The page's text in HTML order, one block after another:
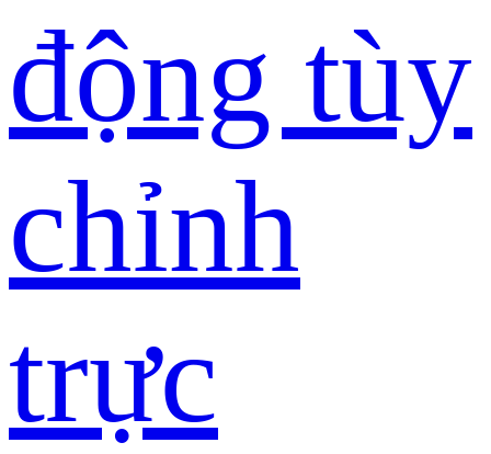
động tùy
chỉnh
trực